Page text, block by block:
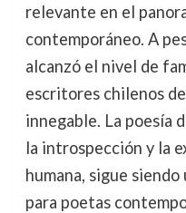
relevante en el
contemporáneo. A
alcanzó el nivel de
escritores chilenos
innegable. La poesía
la introspección y la
humana, sigue
para poetas